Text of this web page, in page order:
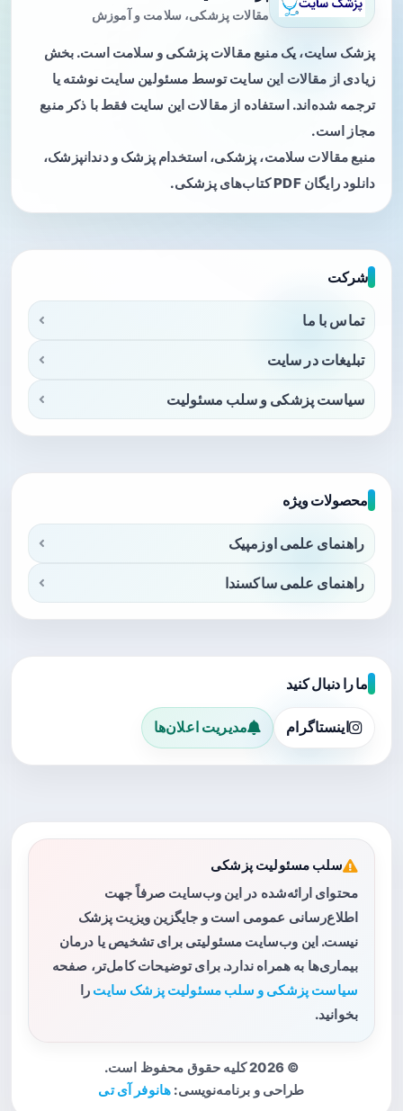
مقالات پزشکی، سلامت و آموزش
پزشک سایت، یک منبع مقالات پزشکی و سلامت است. بخش
زیادی از مقالات این سایت توسط مسئولین سایت نوشته یا
ترجمه شده‌اند. استفاده از مقالات این سایت فقط با ذکر منبع
مجاز است.
منبع مقالات سلامت، پزشکی، استخدام پزشک و دندانپزشک،
دانلود رایگان PDF کتاب‌های پزشکی.
شرکت
تماس با ما
تبلیغات در سایت
سیاست پزشکی و سلب مسئولیت
محصولات ویژه
راهنمای علمی اوزمپیک
راهنمای علمی ساکسندا
ما را دنبال کنید
اینستاگرام مدیریت اعلان‌ها
سلب مسئولیت پزشکی
محتوای ارائه‌شده در این وب‌سایت صرفاً جهت
اطلاع‌رسانی عمومی است و جایگزین ویزیت پزشک
نیست. این وب‌سایت مسئولیتی برای تشخیص یا درمان
بیماری‌ها به همراه ندارد. برای توضیحات کامل‌تر، صفحه
سیاست پزشکی و سلب مسئولیت پزشک سایت را
بخوانید.
© 2026 کلیه حقوق محفوظ است.
طراحی و برنامه‌نویسی: هانوفر آی تی